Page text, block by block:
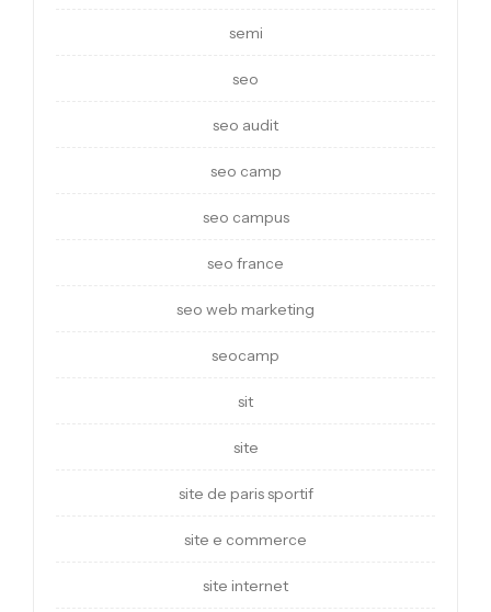
semi
seo
seo audit
seo camp
seo campus
seo france
seo web marketing
seocamp
sit
site
site de paris sportif
site e commerce
site internet